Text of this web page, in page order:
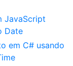
JavaScript
Date
em C# usando